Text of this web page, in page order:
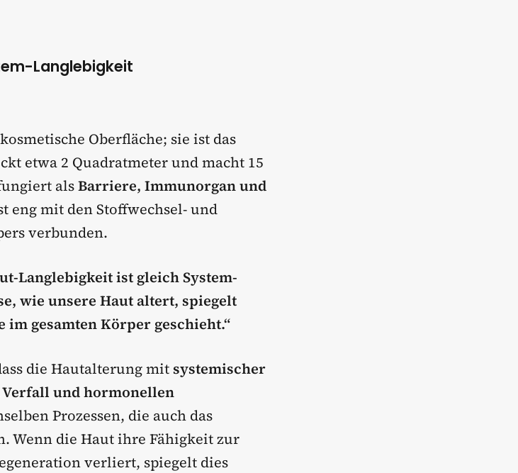
Langlebigkeit
Oberfläche; sie ist das
etwa 2 Quadratmeter und macht 15
alsBarriere, Immunorgan und
eng mit den Stoffwechsel- und
verbunden.
Langlebigkeit ist gleich System-
wie unsere Haut altert, spiegelt
gesamten Körper geschieht.“
die Hautalterung mitsystemischer
und hormonellen
Prozessen, die auch das
Wenn die Haut ihre Fähigkeit zur
verliert, spiegelt dies